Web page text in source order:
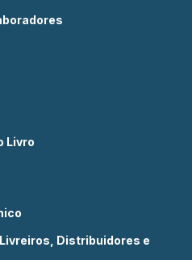
Livro
Distribuidores e